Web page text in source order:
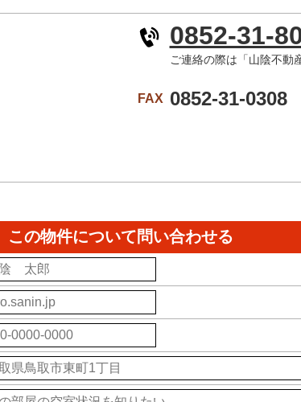
0852-31-
ご連絡の際は「山陰不動
FAX 0852-31-0308